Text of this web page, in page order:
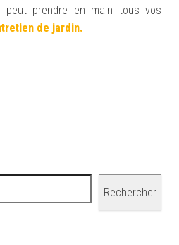
peut prendre en main tous vos
de jardin.
Rechercher